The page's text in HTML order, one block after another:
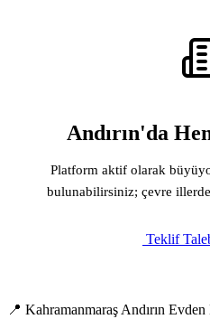
Andırın'da
Platform aktif olarak
bulunabilirsiniz; çevre
Teklif
📍 Kahramanmaraş Andırın